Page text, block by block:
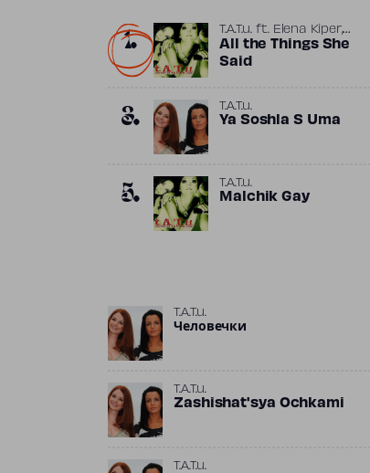
1. T.A.T.u. ft. Elena Kiper,
John-Paul Mason,
Martin Kierszenbaum
Sergio Galoyan
All the Things She
Said
3. T.A.T.u.
Ya Soshla S Uma
5. T.A.T.u.
Malchik Gay
T.A.T.u.
Человечки
T.A.T.u.
Zashishat'sya Ochkami
T.A.T.u.